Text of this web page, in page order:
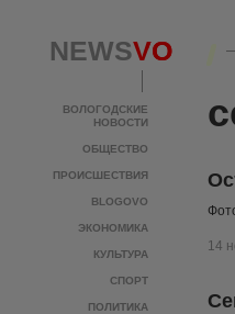
NEWSVO
ВОЛОГОДСКИЕ
НОВОСТИ
ОБЩЕСТВО
ПРОИСШЕСТВИЯ
BLOGOVO
ЭКОНОМИКА
КУЛЬТУРА
СПОРТ
ПОЛИТИКА
NEWSVO
ВОЛОГОДСКИЕ
НОВОСТИ
ОБЩЕСТВО
ПРОИСШЕСТВИЯ
BLOGOVO
ЭКОНОМИКА
КУЛЬТУРА
СПОРТ
ПОЛИТИКА
14